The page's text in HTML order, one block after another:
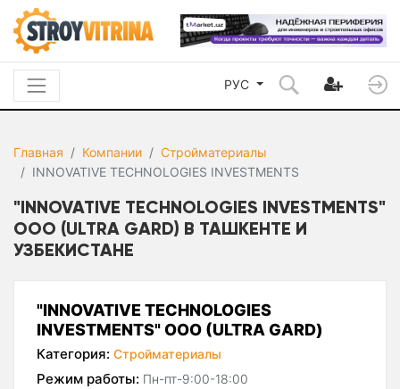
РУС
Главная Компании
Стройматериалы
INNOVATIVE TECHNOLOGIES INVESTMENTS
"INNOVATIVE TECHNOLOGIES INVESTMENTS"
ООО (ULTRA GARD) В ТАШКЕНТЕ И
УЗБЕКИСТАНЕ
"INNOVATIVE TECHNOLOGIES
INVESTMENTS" ООО (ULTRA GARD)
Категория: Стройматериалы
Режим работы: Пн-пт-9:00-18:00